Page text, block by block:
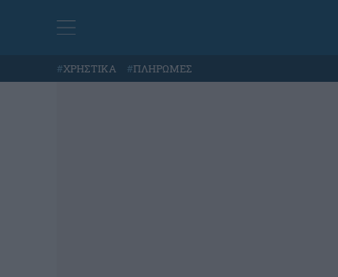
#ΧΡΗΣΤΙΚΑ #ΠΛΗΡΩΜΕΣ